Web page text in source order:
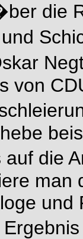
die
von
die
man